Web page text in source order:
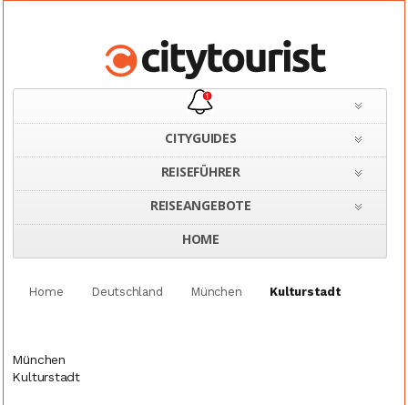
CITYGUIDES
REISEFÜHRER
REISEANGEBOTE
HOME
Home Deutschland München Kulturstadt
München
Kulturstadt